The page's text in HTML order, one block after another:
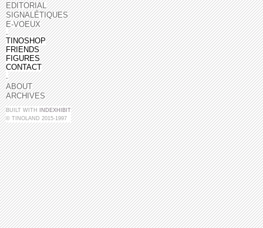
EDITORIAL
SIGNALÉTIQUES
E-VOEUX
.
TINOSHOP
FRIENDS
FIGURES
CONTACT
.
ABOUT
ARCHIVES
BUILT WITH
INDEXHIBIT
© TINOLAND 2015-1997